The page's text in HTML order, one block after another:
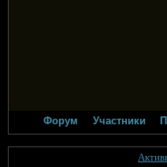
Форум Участники